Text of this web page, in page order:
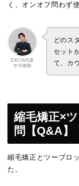
く、オンオフ問わず
EXCIA代表
中川俊樹
どのス
セット
て、カ
縮毛矯正×
問【Q&A】
縮毛矯正とツーブロ
た。